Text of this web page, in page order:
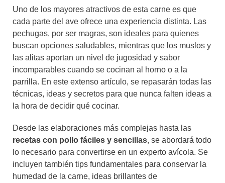
Uno de los mayores atractivos de esta carne es que
cada parte del ave ofrece una experiencia distinta. Las
pechugas, por ser magras, son ideales para quienes
buscan opciones saludables, mientras que los muslos y
las alitas aportan un nivel de jugosidad y sabor
incomparables cuando se cocinan al horno o a la
parrilla. En este extenso artículo, se repasarán todas las
técnicas, ideas y secretos para que nunca falten ideas a
la hora de decidir qué cocinar.
Desde las elaboraciones más complejas hasta las
recetas con pollo fáciles y sencillas, se abordará todo
lo necesario para convertirse en un experto avícola. Se
incluyen también tips fundamentales para conservar la
humedad de la carne, ideas brillantes de